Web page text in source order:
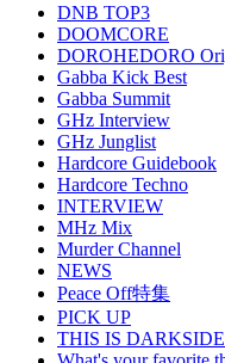
DNB TOP3
DOOMCORE
DOROHEDORO
Gabba Kick Best
Gabba Summit
GHz Interview
GHz Junglist
Hardcore Guidebook
Hardcore Techno
INTERVIEW
MHz Mix
Murder Channel
NEWS
Peace Off特集
PICK UP
THIS IS